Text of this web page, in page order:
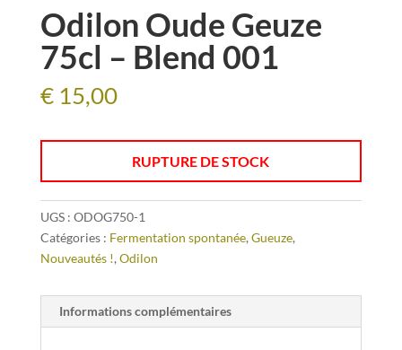
Odilon Oude Geuze
75cl – Blend 001
€15,00
RUPTURE DE STOCK
UGS : ODOG750-1
Catégories : Fermentation spontanée, Gueuze,
Nouveautés !, Odilon
Informations complémentaires